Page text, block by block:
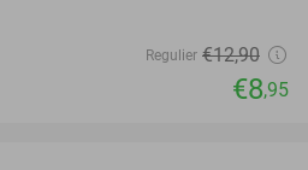
Regulier €12,90
€8,95